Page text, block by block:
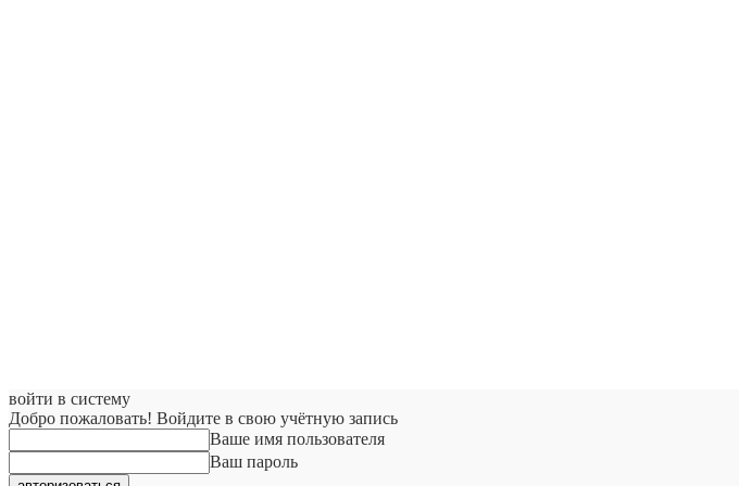
войти в систему
Добро пожаловать! Войдите в свою учётную запись
Ваше имя пользователя
Ваш пароль